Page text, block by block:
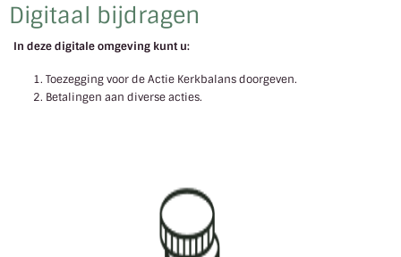
Digitaal bijdragen
In deze digitale omgeving kunt u:
Toezegging voor de Actie Kerkbalans doorgeven.
Betalingen aan diverse acties.